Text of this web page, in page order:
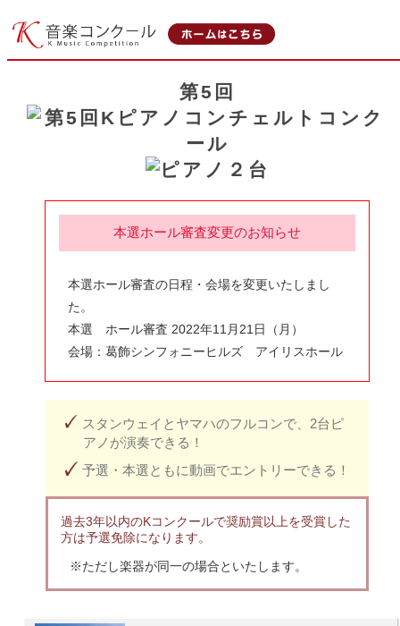
第5回
本選ホール審査変更のお知らせ
本選ホール審査の日程・会場を変更いたしまし
た。
本選 ホール審査 2022年11月21日（月）
会場：葛飾シンフォニーヒルズ アイリスホール
スタンウェイとヤマハのフルコンで、2台ピ
アノが演奏できる！
予選・本選ともに動画でエントリーできる！
過去3年以内のKコンクールで奨励賞以上を受賞した
方は予選免除になります。
※ただし楽器が同一の場合といたします。